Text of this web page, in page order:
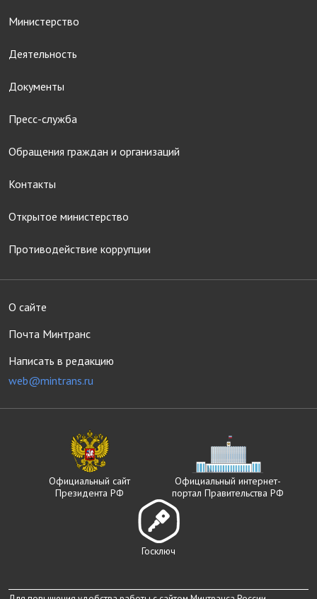
Министерство
Деятельность
Документы
Пресс-служба
Обращения граждан и организаций
Контакты
Открытое министерство
Противодействие коррупции
О сайте
Почта Минтранс
Написать в редакцию
web@mintrans.ru
Официальный сайт
Президента РФ
Официальный интернет-
портал Правительства РФ
Госключ